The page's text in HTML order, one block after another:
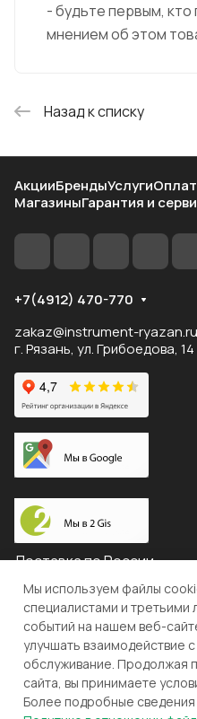
- будьте первым,
мнением об этом
Назад к списку
АкцииБрендыУслуги
МагазиныГарантия и
+7(4912) 470-770
zakaz@instrument-ryazan.ru
г. Рязань, ул. Грибоедова, 14
Доставка по России
© 2026 "ЛЕВША"
Конфиденциальность
Разработка и поддержка
Мы используем файлы
специалистами и третьими
событий на нашем веб-
улучшать взаимодействие
обслуживание. Продолжая
сайта, вы принимаете
Более подробные